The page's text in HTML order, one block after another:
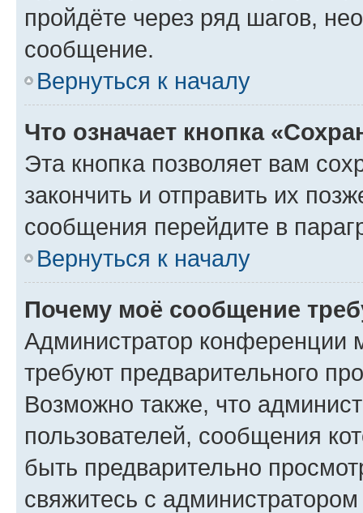
пройдёте через ряд шагов,
сообщение.
Вернуться к началу
Что означает кнопка
Эта кнопка позволяет вам
закончить и отправить их
сообщения перейдите в
Вернуться к началу
Почему моё сообщение
Администратор конференции
требуют предварительного
Возможно также, что
пользователей, сообщения
быть предварительно
свяжитесь с